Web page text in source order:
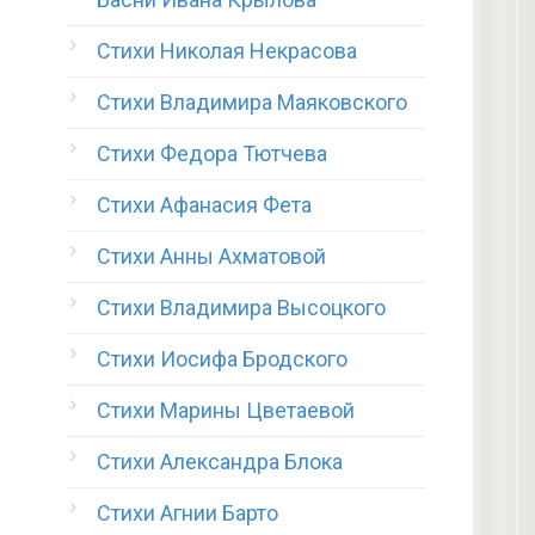
Стихи Николая Некрасова
Стихи Владимира Маяковского
Стихи Федора Тютчева
Стихи Афанасия Фета
Стихи Анны Ахматовой
Стихи Владимира Высоцкого
Стихи Иосифа Бродского
Стихи Марины Цветаевой
Стихи Александра Блока
Стихи Агнии Барто